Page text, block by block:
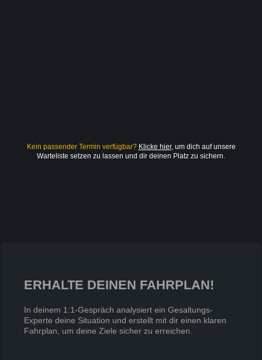
Kein passender Termin verfügbar? Klicke hier, um dich auf unsere
Warteliste setzen zu lassen und dir deinen Platz zu sichern.
ERHALTE DEINEN FAHRPLAN!
In deinem 1:1-Gespräch analysiert ein Gesaltungs-
Experte deine Situation und erstellt mit dir einen klaren
Fahrplan, um deine Ziele sicher zu erreichen.